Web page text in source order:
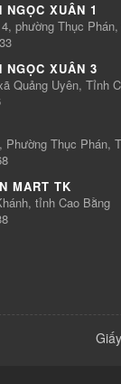
XUÂN 1
phường Thục
NGỌC XUÂN 3
Quảng Uyên, Tỉnh
Phường Thục Phán,
MART TK
tỉnh Cao Bằng